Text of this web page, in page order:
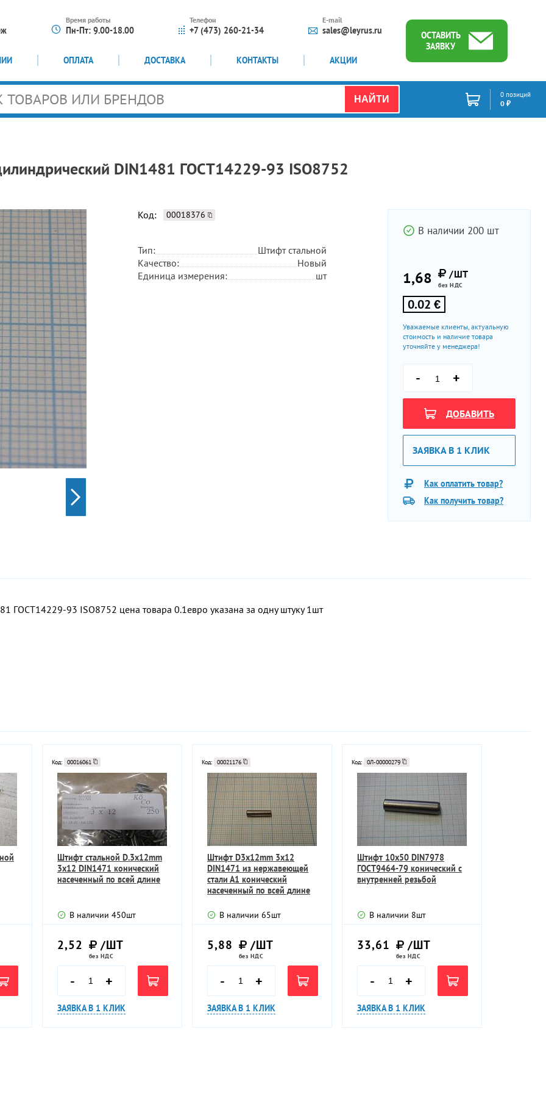
Время работы
Пн-Пт: 9.00-18.00
Телефон
+7 (473) 260-21-34
E-mail
sales@leyrus.ru
ОПЛАТА ДОСТАВКА КОНТАКТЫ АКЦИИ
ОСТАВИТЬ
ЗАЯВКУ
НАЙТИ 0 позиций
0 ₽
DIN1481 ГОСТ14229-93 ISO8752
Код: 00018376
Тип:
Штифт стальной
Качество:
Новый
Единица измерения:
шт
В наличии 200 шт
1,68 /ШТ
без НДС
0.02 €
Уважаемые клиенты, актуальную
стоимость и наличие товара
уточняйте у менеджера!
- +
ДОБАВИТЬ
ЗАЯВКА В 1 КЛИК
Как оплатить товар?
Как получить товар?
93 ISO8752 цена товара 0.1евро указана за одну штуку 1шт
Код: 00016061
Штифт стальной D.3х12mm
3х12 DIN1471 конический
насеченный по всей длине
В наличии 450шт
2,52 /ШТ
без НДС
- +
ЗАЯВКА В 1 КЛИК
Код: 00021176
Штифт D3х12mm 3х12
DIN1471 из нержавеющей
стали А1 конический
насеченный по всей длине
В наличии 65шт
5,88 /ШТ
без НДС
- +
ЗАЯВКА В 1 КЛИК
Код: 0Л-00000279
Штифт 10х50 DIN7978
ГОСТ9464-79 конический с
внутренней резьбой
В наличии 8шт
33,61 /ШТ
без НДС
- +
ЗАЯВКА В 1 КЛИК